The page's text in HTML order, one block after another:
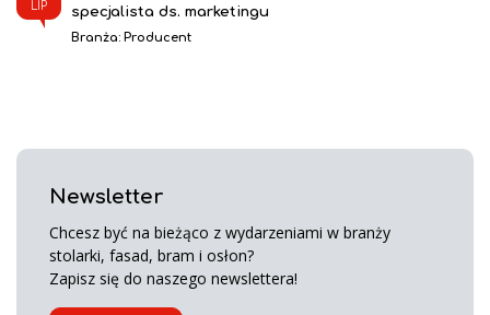
LIP specjalista ds. marketingu
Branża: Producent
Newsletter
Chcesz być na bieżąco z wydarzeniami w branży
stolarki, fasad, bram i osłon?
Zapisz się do naszego newslettera!